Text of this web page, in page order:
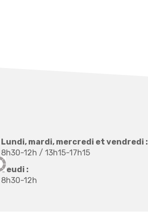
Lundi, mardi, mercredi et vendredi :
8h30-12h / 13h15-17h15
Jeudi :
8h30-12h